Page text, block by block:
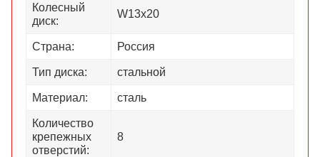
Колесный
диск:
W13х20
Страна: Россия
Тип диска: стальной
Материал: сталь
Количество
крепежных
отверстий:
8